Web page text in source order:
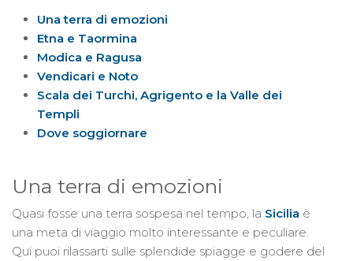
Una terra di emozioni
Etna e Taormina
Modica e Ragusa
Vendicari e Noto
Scala dei Turchi, Agrigento e la Valle dei
Templi
Dove soggiornare
Una terra di emozioni
Quasi fosse una terra sospesa nel tempo, la Sicilia è
una meta di viaggio molto interessante e peculiare.
Qui puoi rilassarti sulle splendide spiagge e godere del